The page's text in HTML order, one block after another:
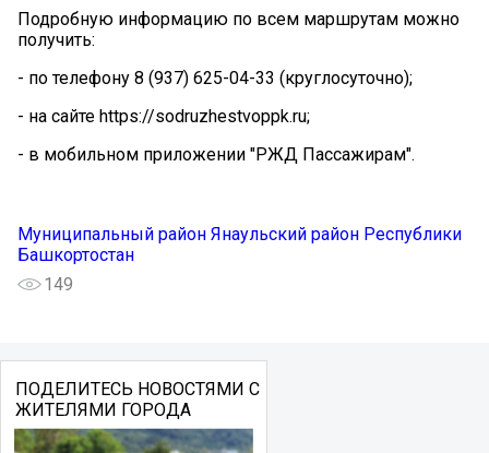
Подробную информацию по всем маршрутам можно
получить:
- по телефону 8 (937) 625-04-33 (круглосуточно);
- на сайте https://sodruzhestvoppk.ru;
- в мобильном приложении "РЖД Пассажирам".
Муниципальный район Янаульский район Республики
Башкортостан
149
ПОДЕЛИТЕСЬ НОВОСТЯМИ С
ЖИТЕЛЯМИ ГОРОДА